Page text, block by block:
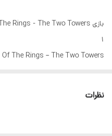
بازی The Lord Of The Rings - The Two Towers برای PS2 عدد
نظرات